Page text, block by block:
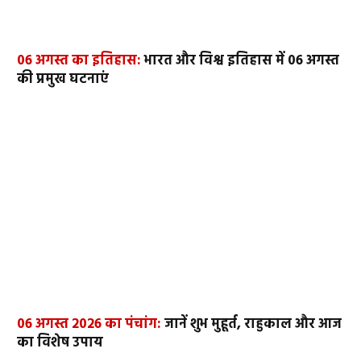
06 अगस्त का इतिहास:भारत और विश्व इतिहास में 06 अगस्त
की प्रमुख घटनाएं
06 अगस्त 2026 का पंचांग:जानें शुभ मुहूर्त, राहुकाल और आज
का विशेष उपाय